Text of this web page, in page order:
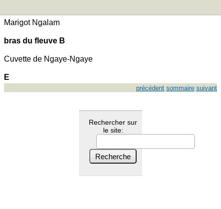
Marigot Ngalam
bras du fleuve B
Cuvette de Ngaye-Ngaye
E
précédent sommaire suivant
Rechercher sur
le site: